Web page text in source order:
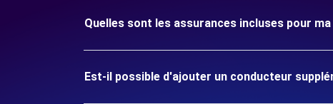
Quelles sont les assurances incluses pour
Est-il possible d'ajouter un conducteur